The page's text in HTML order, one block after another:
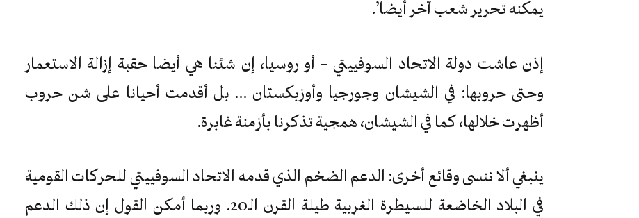
يمكنه تحرير شعب آخر أيضا’.
إذن عاشت دولة الاتحاد السوفييتي – أو روسيا، إن شئنا هي أيضا حقبة إزالة الاستعمار
وحتى حروبها: في الشيشان وجورجيا وأوزبكستان … بل أقدمت أحيانا على شن حروب
أظهرت خلالها، كما في الشيشان، همجية تذكرنا بأزمنة غابرة.
ينبغي ألا ننسى وقائع أخرى: الدعم الضخم الذي قدمه الاتحاد السوفييتي للحركات القومية
في البلاد الخاضعة للسيطرة الغربية طيلة القرن الـ20. وربما أمكن القول إن ذلك الدعم